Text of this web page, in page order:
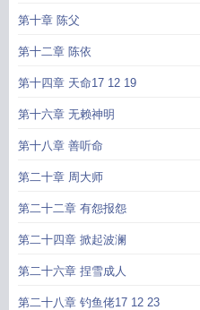
第十章 陈父
第十二章 陈依
第十四章 天命17 12 19
第十六章 无赖神明
第十八章 善听命
第二十章 周大师
第二十二章 有怨报怨
第二十四章 掀起波澜
第二十六章 捏雪成人
第二十八章 钓鱼佬17 12 23